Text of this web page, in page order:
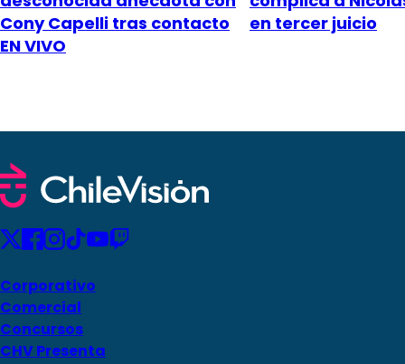
Cony Capelli tras contacto
EN VIVO
en tercer juicio
Corporativo
Comercial
Concursos
CHV Presenta